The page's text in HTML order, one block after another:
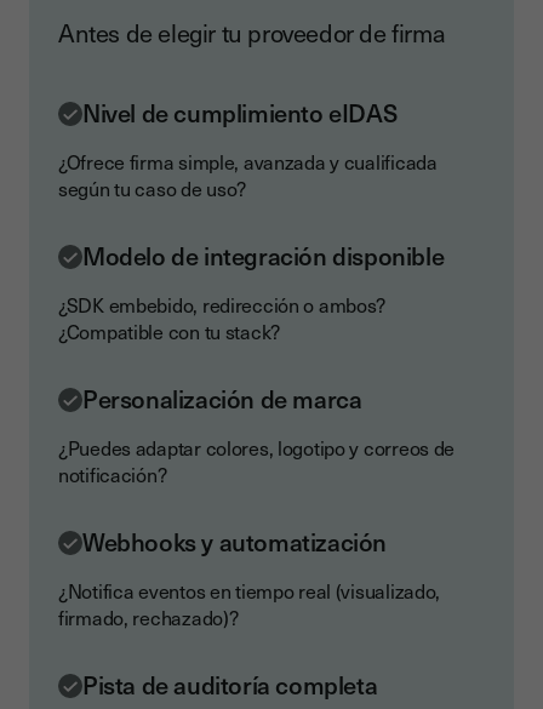
Antes de elegir tu proveedor de firma
Nivel de cumplimiento eIDAS
¿Ofrece firma simple, avanzada y cualificada
según tu caso de uso?
Modelo de integración disponible
¿SDK embebido, redirección o ambos?
¿Compatible con tu stack?
Personalización de marca
¿Puedes adaptar colores, logotipo y correos de
notificación?
Webhooks y automatización
¿Notifica eventos en tiempo real (visualizado,
firmado, rechazado)?
Pista de auditoría completa